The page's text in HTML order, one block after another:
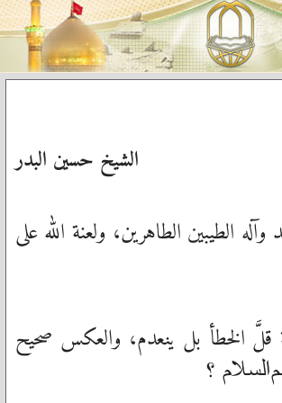
الشيخ حسين البدر
الطيبين الطاهرين، ولعنة الله على
قلَّ الخطأ بل ينعدم، والعكس صحيح
؟